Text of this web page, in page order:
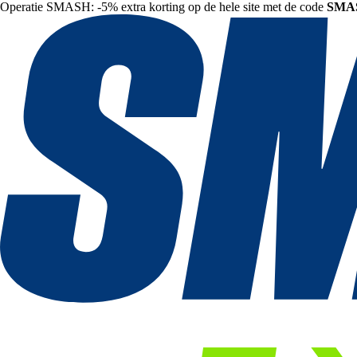
Operatie SMASH: -5% extra korting op de hele site met de code